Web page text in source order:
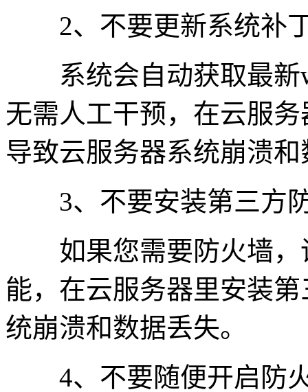
2、不要更新系统补
系统会自动获取最新
无需人工干预，在云服
导致云服务器系统崩溃
3、不要安装第三方
如果您需要防火墙，
能，在云服务器里安装
统崩溃和数据丢失。
4、不要随便开启防